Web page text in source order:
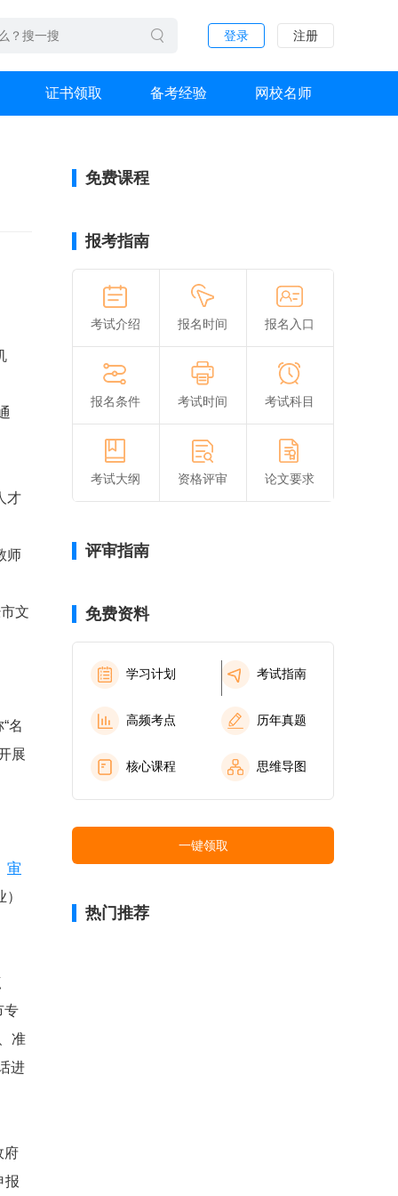
登录 注册
证书领取 备考经验 网校名师
才
师
文
名
展
审
专
准
进
府
报
免费课程
报考指南
考试介绍 报名时间 报名入口
报名条件 考试时间 考试科目
考试大纲 资格评审 论文要求
评审指南
免费资料
学习计划 考试指南
高频考点 历年真题
核心课程 思维导图
一键领取
热门推荐